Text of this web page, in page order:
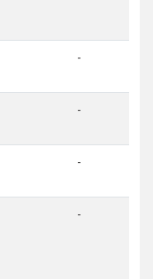
-
-
-
-